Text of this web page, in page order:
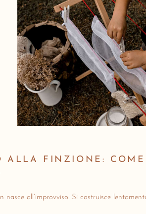
ALLA FINZIONE:
nasce all’improvviso. Si costruisce